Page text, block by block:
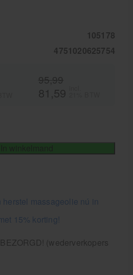
105178
4751020625754
95,99
81,59
In winkelmand
herstel massageolie nú in
15% korting!
(wederverkopers